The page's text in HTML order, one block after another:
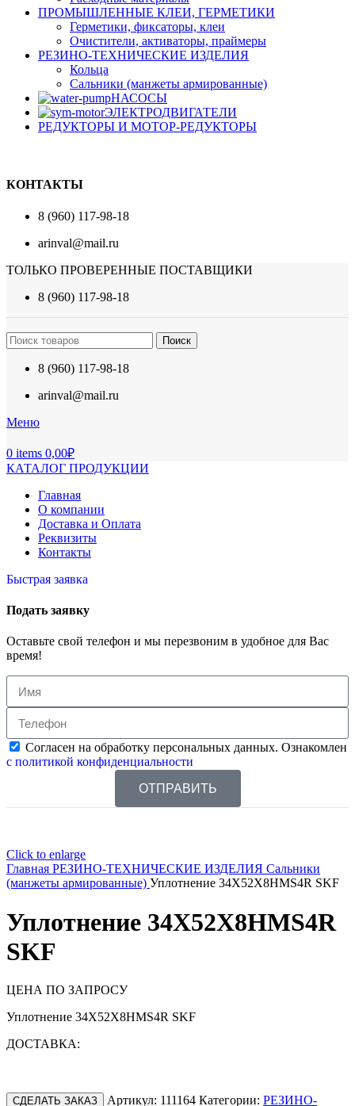
ПРОМЫШЛЕННЫЕ КЛЕИ, ГЕРМЕТИКИ
Герметики, фиксаторы, клеи
Очистители, активаторы, праймеры
РЕЗИНО-ТЕХНИЧЕСКИЕ ИЗДЕЛИЯ
Кольца
Сальники (манжеты армированные)
НАСОСЫ
ЭЛЕКТРОДВИГАТЕЛИ
РЕДУКТОРЫ И МОТОР-РЕДУКТОРЫ
КОНТАКТЫ
8 (960) 117-98-18
arinval@mail.ru
ТОЛЬКО ПРОВЕРЕННЫЕ ПОСТАВЩИКИ
8 (960) 117-98-18
Поиск
8 (960) 117-98-18
arinval@mail.ru
Меню
0 items 0,00₽
КАТАЛОГ ПРОДУКЦИИ
Главная
О компании
Доставка и Оплата
Реквизиты
Контакты
Быстрая заявка
Подать заявку
Оставьте свой телефон и мы перезвоним в удобное для Вас
время!
Согласен на обработку персональных данных. Ознакомлен
с политикой конфиденциальности
ОТПРАВИТЬ
Click to enlarge
Главная РЕЗИНО-ТЕХНИЧЕСКИЕ ИЗДЕЛИЯ Сальники
(манжеты армированные) Уплотнение 34X52X8HMS4R SKF
Уплотнение 34X52X8HMS4R
SKF
ЦЕНА ПО ЗАПРОСУ
Уплотнение 34X52X8HMS4R SKF
ДОСТАВКА:
СДЕЛАТЬ ЗАКАЗ Артикул: 111164 Категории: РЕЗИНО-